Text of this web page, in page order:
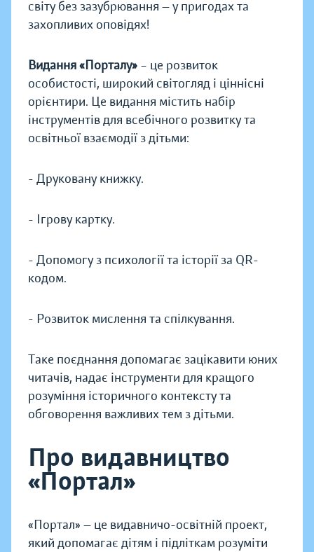
світу без зазубрювання — у пригодах та
захопливих оповідях!
Видання «Порталу» – це розвиток
особистості, широкий світогляд і ціннісні
орієнтири. Це видання містить набір
інструментів для всебічного розвитку та
освітньої взаємодії з дітьми:
- Друковану книжку.
- Ігрову картку.
- Допомогу з психології та історії за QR-
кодом.
- Розвиток мислення та спілкування.
Таке поєднання допомагає зацікавити юних
читачів, надає інструменти для кращого
розуміння історичного контексту та
обговорення важливих тем з дітьми.
Про видавництво
«Портал»
«Портал» — це видавничо-освітній проект,
який допомагає дітям і підліткам розуміти